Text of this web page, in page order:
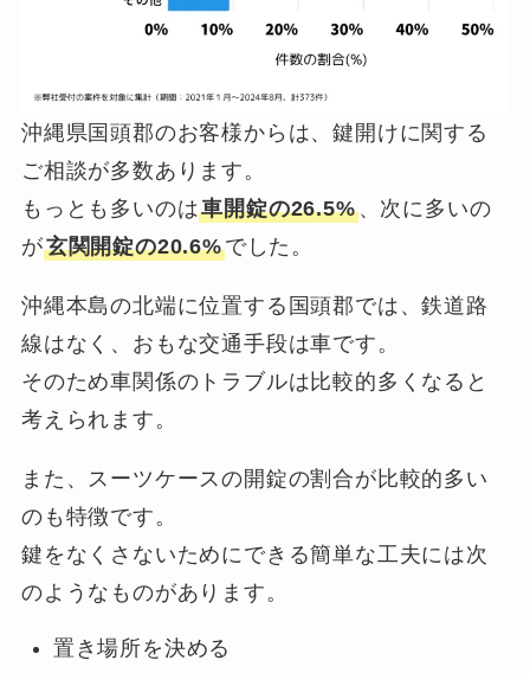
沖縄県国頭郡のお客様からは、鍵開けに関する
ご相談が多数あります。
もっとも多いのは車開錠の26.5%、次に多いの
が玄関開錠の20.6%でした。
沖縄本島の北端に位置する国頭郡では、鉄道路
線はなく、おもな交通手段は車です。
そのため車関係のトラブルは比較的多くなると
考えられます。
また、スーツケースの開錠の割合が比較的多い
のも特徴です。
鍵をなくさないためにできる簡単な工夫には次
のようなものがあります。
置き場所を決める